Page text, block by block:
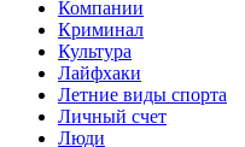
Компании
Криминал
Культура
Лайфхаки
Летние виды спорта
Личный счет
Люди